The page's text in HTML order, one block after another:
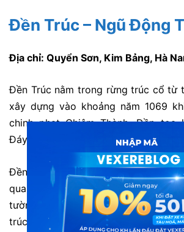
Đền Trúc – Ngũ Động
Địa chỉ: Quyển Sơn, Kim Bảng, Hà
Đền Trúc nằm trong rừng trúc cổ từ
xây dựng vào khoảng năm 1069
chinh phạt Chiêm Thành. Đền tọa
Đáy, mang đến một không gian hiền
Đền Trúc được dựng bằng gỗ
quanh đền rợp bóng trúc xanh,
tường rêu phong. Trước đây, khu
trúc bạt ngàn. Mặc dù diện tích đã